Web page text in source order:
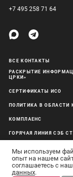
+7 495 258 71 64
ВСЕ КОНТАКТЫ
РАСКРЫТИЕ
ЦРКИ»
СЕРТИФИКАТЫ ИСО
ПОЛИТИКА В ОБЛАСТИ
КОМПЛАЕНС
ГОРЯЧАЯ ЛИНИЯ СЭБ
АО «Синара-
Мы используем
опыт на нашем
соглашаетесь с
данных.